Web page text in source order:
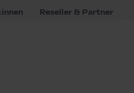
Reseller & Partner